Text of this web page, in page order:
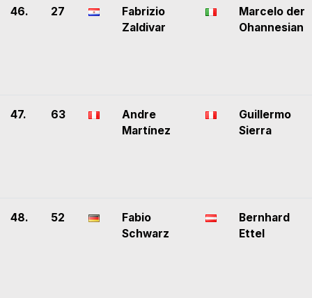
46. 27
Fabrizio
Zaldivar
Marcelo der
Ohannesian
47. 63
Andre
Martínez
Guillermo
Sierra
48. 52
Fabio
Schwarz
Bernhard
Ettel